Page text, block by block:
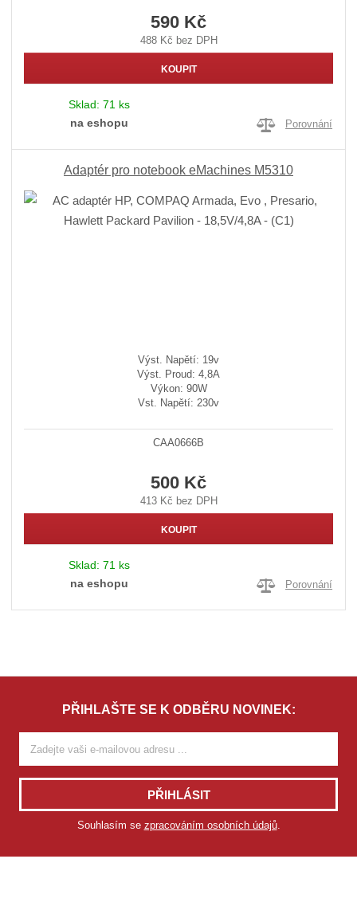
590 Kč
488 Kč bez DPH
KOUPIT
Sklad: 71 ks
na eshopu
Porovnání
Adaptér pro notebook eMachines M5310
Výst. Napětí: 19v
Výst. Proud: 4,8A
Výkon: 90W
Vst. Napětí: 230v
CAA0666B
500 Kč
413 Kč bez DPH
KOUPIT
Sklad: 71 ks
na eshopu
Porovnání
PŘIHLAŠTE SE K ODBĚRU NOVINEK:
PŘIHLÁSIT
Souhlasím se zpracováním osobních údajů.